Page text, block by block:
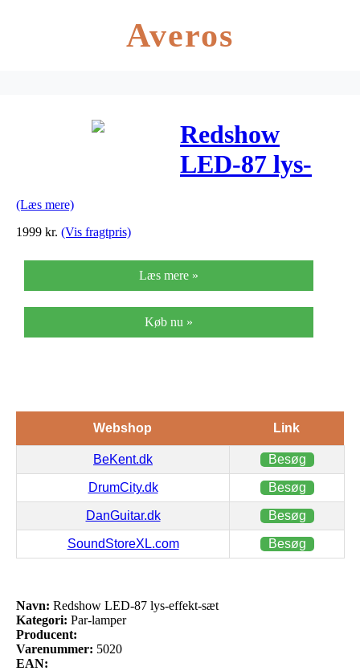
Averos
Redshow
LED-87 lys-
(Læs mere)
1999 kr. (Vis fragtpris)
Læs mere »
Køb nu »
Webshop Link
BeKent.dk Besøg
DrumCity.dk Besøg
DanGuitar.dk Besøg
SoundStoreXL.com Besøg
Navn: Redshow LED-87 lys-effekt-sæt
Kategori: Par-lamper
Producent:
Varenummer: 5020
EAN: